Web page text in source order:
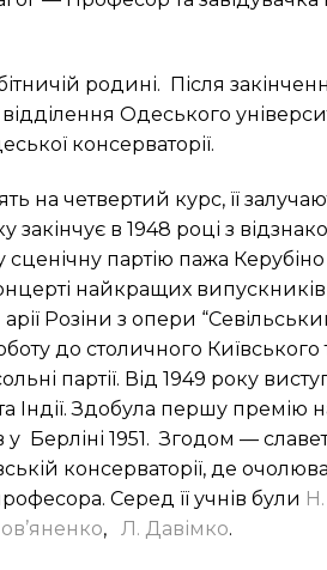
родині. Після
Одеського
консерваторії.
на четвертий курс, її
закінчує в 1948 році з
партію пажа Керубіно
найкращих випускників
Розіни з опери
до столичного Київського
партії. Від 1949 року
Індії. Здобула першу премію
у Берліні 1951. Згодом —
консерваторії, де
Серед її учнів були
, Л. Давімко.